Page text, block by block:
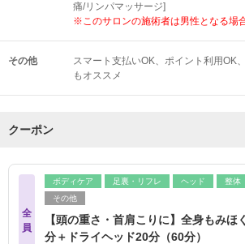
痛/リンパマッサージ]
※このサロンの施術者は男性となる場
その他 スマート支払いOK ポイント利用OK
もオススメ
クーポン
全
員
ボディケア 足裏・リフレ ヘッド
整体
その他
【頭の重さ・首肩こりに】全身もみほ
分＋ドライヘッド20分（60分）